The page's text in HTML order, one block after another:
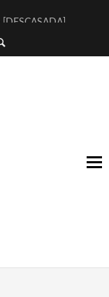
[DESCASADA]
Y JAVIER AMBROSSI
ARANDA
(NOVELA
SOROGOYEN
[EL LIBRO ROJO]
ARRABEAUX